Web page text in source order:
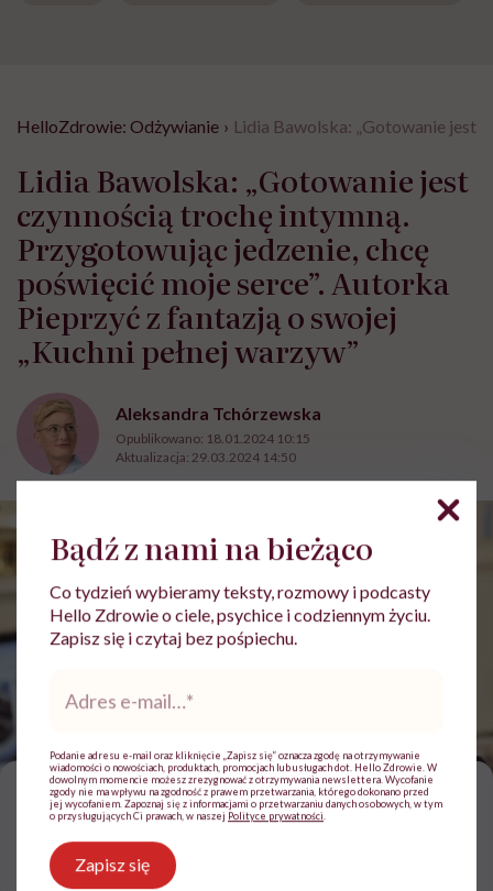
HelloZdrowie: Odżywianie › Lidia Bawolska: „Gotowanie jest
Lidia Bawolska: „Gotowanie jest
czynnością trochę intymną.
Przygotowując jedzenie, chcę
poświęcić moje serce”. Autorka
Pieprzyć z fantazją o swojej
„Kuchni pełnej warzyw”
Aleksandra Tchórzewska
Opublikowano: 18.01.2024 10:15
Aktualizacja: 29.03.2024 14:50
J eśli potrawa wymaga czasu, to
poświęcam go z wielką przyjemnością,
nie czuję, że mnie to boli. Ci, którzy później
Bądź z nami na bieżąco
Co tydzień wybieramy teksty, rozmowy i podcasty
Hello Zdrowie o ciele, psychice i codziennym życiu.
Zapisz się i czytaj bez pośpiechu.
mail*
Podanie adresu e-mail oraz kliknięcie „Zapisz się” oznacza zgodę na otrzymywanie
wiadomości o nowościach, produktach, promocjach lub usługach dot. Hello Zdrowie. W
dowolnym momencie możesz zrezygnować z otrzymywania newslettera. Wycofanie
zgody nie ma wpływu na zgodność z prawem przetwarzania, którego dokonano przed
jej wycofaniem. Zapoznaj się z informacjami o przetwarzaniu danych osobowych, w tym
o przysługujących Ci prawach, w naszej Polityce prywatności
Zapisz się